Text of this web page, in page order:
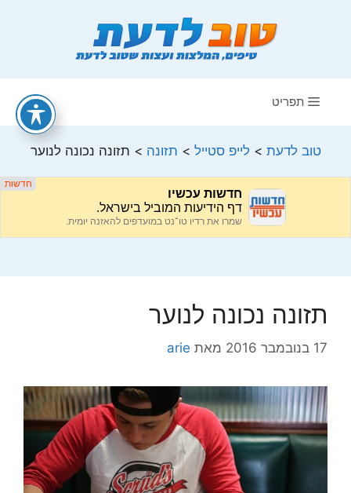
תפריט
טוב לדעת >לייפ סטייל > תזונה > תזונה נכונה לנוער
תזונה נכונה לנוער
17 בנובמבר 2016 מאת arie